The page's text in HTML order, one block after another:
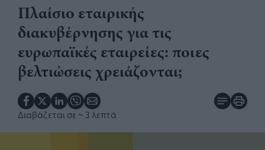
Πλαίσιο εταιρικής
διακυβέρνησης για τις
ευρωπαϊκές εταιρείες: ποιες
βελτιώσεις χρειάζονται;
Διαβάζεται σε ~ 3 λεπτά